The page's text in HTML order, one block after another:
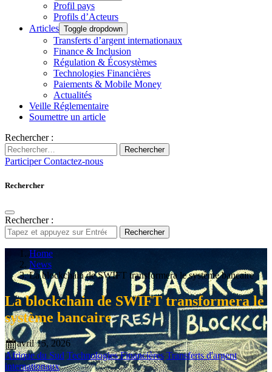
Profil pays
Profils d’Acteurs
Articles Toggle dropdown
Transferts d’argent internationaux
Finance & Inclusion
Régulation & Écosystèmes
Technologies Financières
Paiements & Mobile Money
Actualités
Veille Réglementaire
Soumettre un article
Rechercher :
Rechercher
ParticiperContactez-nous
Rechercher
Rechercher :
Rechercher
Home
News
La blockchain de SWIFT transformera le système bancaire
La blockchain de SWIFT transformera le
système bancaire
avril 15, 2026
Afrique du Sud Technologies Financières Transferts d'argent
internationaux